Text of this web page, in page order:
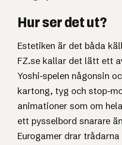
Hur ser det ut?
Estetiken är det båda
FZ.se kallar det lätt ett
Yoshi-spelen någonsin
kartong, tyg och stop-
animationer som om
ett pysselbord snarare
Eurogamer drar